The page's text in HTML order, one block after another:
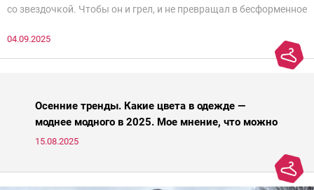
со звездочкой. Чтобы он и грел, и не превращал в бесформенное
паники.
04.09.2025
Осенние тренды. Какие цвета в одежде —
моднее модного в 2025. Мое мнение, что можно
носить, а что нет
15.08.2025